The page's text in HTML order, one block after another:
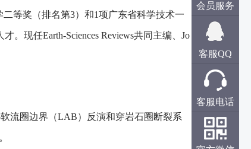
等奖（排名第3）和1项广东省科学技术一
现任Earth-Sciences Reviews共同主编、Jo
流圈边界（LAB）反演和穿岩石圈断裂系
会员服务
客服QQ
客服电话